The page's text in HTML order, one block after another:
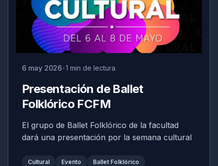
6 may 2026 1 min de lectura
Presentación de Ballet
Folklórico FCFM
El grupo de Ballet Folklórico de la facultad
dará una presentación por la semana cultural
Cultural Evento Ballet Folklórico